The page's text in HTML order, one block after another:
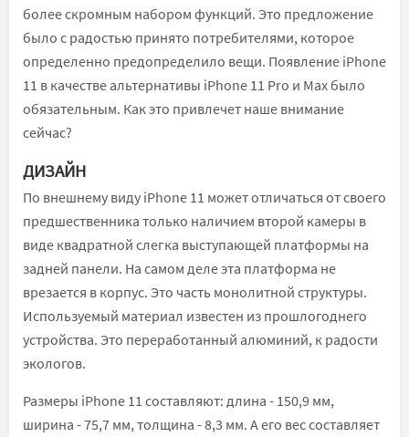
более скромным набором функций. Это предложение
было с радостью принято потребителями, которое
определенно предопределило вещи. Появление iPhone
11 в качестве альтернативы iPhone 11 Pro и Max было
обязательным. Как это привлечет наше внимание
сейчас?
ДИЗАЙН
По внешнему виду iPhone 11 может отличаться от своего
предшественника только наличием второй камеры в
виде квадратной слегка выступающей платформы на
задней панели. На самом деле эта платформа не
врезается в корпус. Это часть монолитной структуры.
Используемый материал известен из прошлогоднего
устройства. Это переработанный алюминий, к радости
экологов.
Размеры iPhone 11 составляют: длина - 150,9 мм,
ширина - 75,7 мм, толщина - 8,3 мм. А его вес составляет